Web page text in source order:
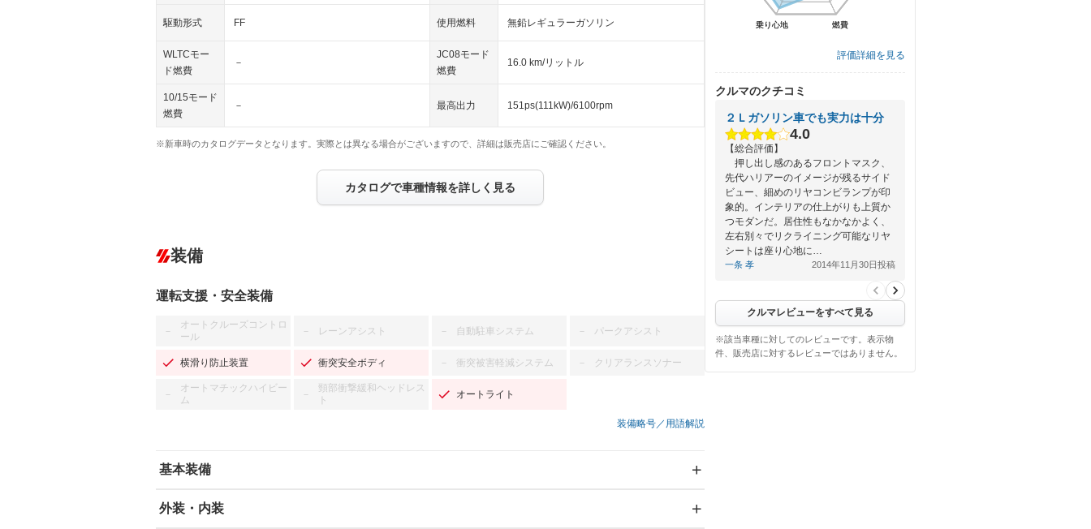
駆動形式 FF 使用燃料 無鉛レギュラーガソリン
WLTCモー
ド燃費
－
JC08モード
燃費
16.0 km/リットル
10/15モード
燃費
－ 最高出力 151ps(111kW)/6100rpm
※新車時のカタログデータとなります。実際とは異なる場合がございますので、詳細は販売店にご確認ください。
カタログで車種情報を詳しく見る
装備
運転支援・安全装備
－
オートクルーズコントロ
ール
－ レーンアシスト － 自動駐車システム － パークアシスト
横滑り防止装置 衝突安全ボディ － 衝突被害軽減システム － クリアランスソナー
－
オートマチックハイビー
ム
－
頸部衝撃緩和ヘッドレス
ト
オートライト
装備略号／用語解説
基本装備
エアバッグ：運転席/助手席/サイド
外装・内装
燃費
乗り心地 燃費
乗り心地
評価詳細を見る
クルマのクチコミ
２Ｌガソリン車でも実力は十分
4.0
【総合評価】
押し出し感のあるフロントマスク、
先代ハリアーのイメージが残るサイド
ビュー、細めのリヤコンビランプが印
象的。インテリアの仕上がりも上質か
つモダンだ。居住性もなかなかよく、
左右別々でリクライニング可能なリヤ
シートは座り心地に…
一条 孝 2014年11月30日投稿
クルマレビューをすべて見る
※該当車種に対してのレビューです。表示物
件、販売店に対するレビューではありません。